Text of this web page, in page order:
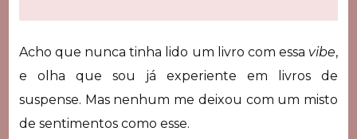
Acho que nunca tinha lido um livro com essa vibe,
e olha que sou já experiente em livros de
suspense. Mas nenhum me deixou com um misto
de sentimentos como esse.